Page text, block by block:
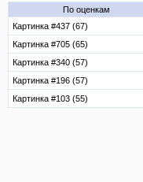
По оценкам
Картинка #437 (67)
Картинка #705 (65)
Картинка #340 (57)
Картинка #196 (57)
Картинка #103 (55)